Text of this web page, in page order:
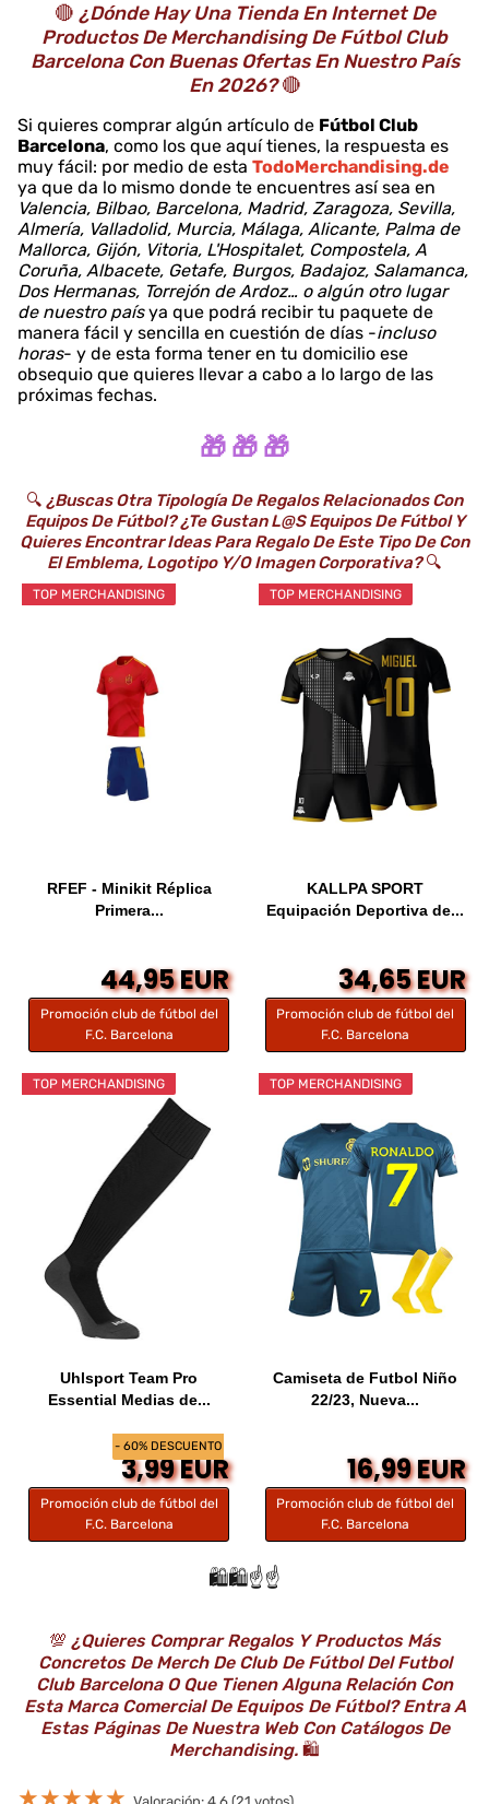
🔴 ¿Dónde Hay Una Tienda En Internet De
Productos De Merchandising De Fútbol Club
Barcelona Con Buenas Ofertas En Nuestro País
En 2026?🔴
Si quieres comprar algún artículo de Fútbol Club
Barcelona, como los que aquí tienes, la respuesta es
muy fácil: por medio de esta TodoMerchandising.de
ya que da lo mismo donde te encuentres así sea en
Valencia, Bilbao, Barcelona, Madrid, Zaragoza, Sevilla,
Almería, Valladolid, Murcia, Málaga, Alicante, Palma de
Mallorca, Gijón, Vitoria, L'Hospitalet, Compostela, A
Coruña, Albacete, Getafe, Burgos, Badajoz, Salamanca,
Dos Hermanas, Torrejón de Ardoz… o algún otro lugar
de nuestro paísya que podrá recibir tu paquete de
manera fácil y sencilla en cuestión de días -incluso
horas- y de esta forma tener en tu domicilio ese
obsequio que quieres llevar a cabo a lo largo de las
próximas fechas.
🎁 🎁 🎁
🔍 ¿Buscas Otra Tipología De Regalos Relacionados Con
Equipos De Fútbol? ¿Te Gustan L@s Equipos De Fútbol Y
Quieres Encontrar Ideas Para Regalo De Este Tipo De Con
El Emblema, Logotipo Y/o Imagen Corporativa?🔍
TOP MERCHANDISING
RFEF - Minikit Réplica
Primera...
44,95 EUR
Promoción club de fútbol del
F.C. Barcelona
TOP MERCHANDISING
KALLPA SPORT
Equipación Deportiva de...
34,65 EUR
Promoción club de fútbol del
F.C. Barcelona
- 60% DESCUENTO
TOP MERCHANDISING
Uhlsport Team Pro
Essential Medias de...
3,99 EUR
Promoción club de fútbol del
F.C. Barcelona
TOP MERCHANDISING
Camiseta de Futbol Niño
22/23, Nueva...
16,99 EUR
Promoción club de fútbol del
F.C. Barcelona
🛍️🛍️☝️☝️
💯 ¿Quieres Comprar Regalos Y Productos Más
Concretos De Merch De Club De Fútbol Del Futbol
Club Barcelona O Que Tienen Alguna Relación Con
Esta Marca Comercial De Equipos De Fútbol? Entra A
Estas Páginas De Nuestra Web Con Catálogos De
Merchandising. 🛍️
★★★★★